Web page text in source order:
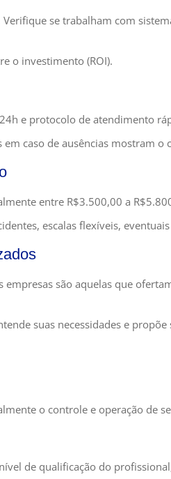
se trabalham com
o investimento (ROI).
e protocolo de atendimento
caso de ausências mostram
entre R$3.500,00 a
escalas flexíveis,
são aquelas que
suas necessidades e propõe
o controle e operação de
de qualificação do